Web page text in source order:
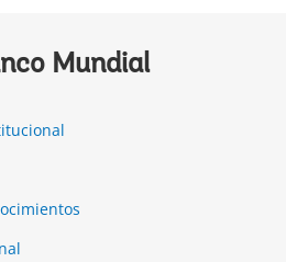
Mundial